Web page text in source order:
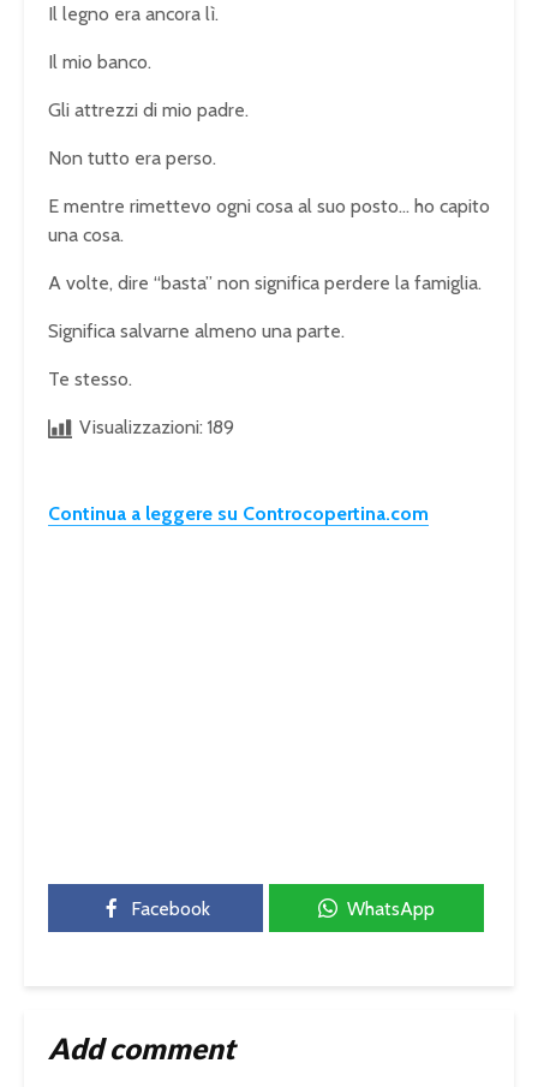
Il legno era ancora lì.
Il mio banco.
Gli attrezzi di mio padre.
Non tutto era perso.
E mentre rimettevo ogni cosa al suo posto… ho capito
una cosa.
A volte, dire “basta” non significa perdere la famiglia.
Significa salvarne almeno una parte.
Te stesso.
Visualizzazioni: 189
Continua a leggere su Controcopertina.com
Facebook WhatsApp
Add comment